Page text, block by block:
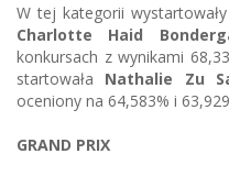
W tej kategorii
Charlotte Haid
konkursach z wynikami
startowała Nathalie Zu
oceniony na 64,583% i
GRAND PRIX